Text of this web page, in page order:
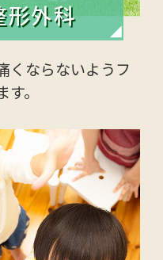
形外科
くならないようフ
。